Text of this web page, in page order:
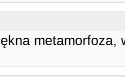
metamorfoza,